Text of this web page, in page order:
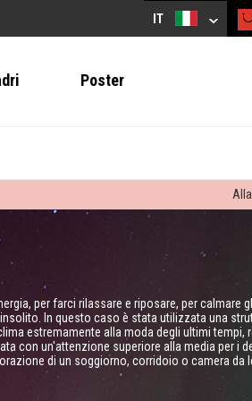
IT
Poster
per farci rilassare e riposare, per calmare
In questo caso è stata utilizzata una
estremamente alla moda degli ultimi tempi,
con un'attenzione superiore alla media per i
di un soggiorno, corridoio o camera da